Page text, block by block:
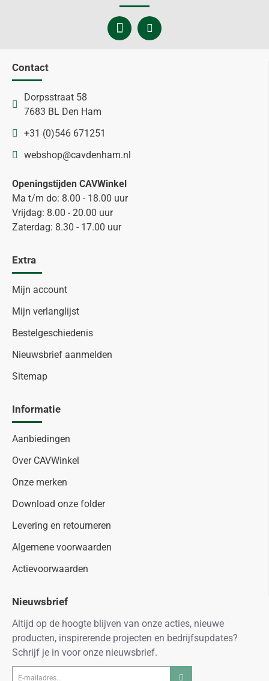
Contact
Dorpsstraat 58
7683 BL Den Ham
+31 (0)546 671251
webshop@cavdenham.nl
Openingstijden CAVWinkel
Ma t/m do: 8.00 - 18.00 uur
Vrijdag: 8.00 - 20.00 uur
Zaterdag: 8.30 - 17.00 uur
Extra
Mijn account
Mijn verlanglijst
Bestelgeschiedenis
Nieuwsbrief aanmelden
Sitemap
Informatie
Aanbiedingen
Over CAVWinkel
Onze merken
Download onze folder
Levering en retourneren
Algemene voorwaarden
Actievoorwaarden
Nieuwsbrief
Altijd op de hoogte blijven van onze acties, nieuwe
producten, inspirerende projecten en bedrijfsupdates?
Schrijf je in voor onze nieuwsbrief.